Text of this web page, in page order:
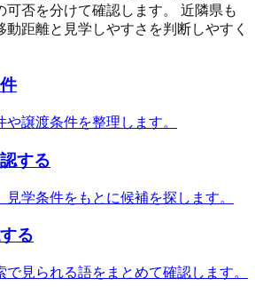
可否を分けて確認します。 近隣県も
距離と見学しやすさを判断しやすく
譲渡条件を整理します。
する
学条件をもとに候補を探します。
る
見られる語をまとめて確認します。